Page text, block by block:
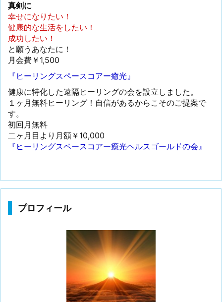
真剣に
幸せになりたい！
健康的な生活をしたい！
成功したい！
と願うあなたに！
月会費￥1,500
『ヒーリングスペースコアー癒光』
健康に特化した遠隔ヒーリングの会を設立しました。
１ヶ月無料ヒーリング！自信があるからこそのご提案で
す。
初回月無料
二ヶ月目より月額￥10,000
『ヒーリングスペースコアー癒光ヘルスゴールドの会』
プロフィール